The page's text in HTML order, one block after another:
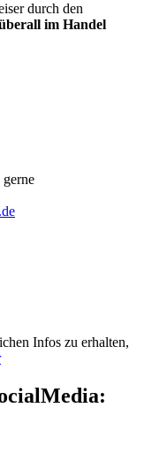
durch den
im Handel
gerne
Infos zu erhalten,